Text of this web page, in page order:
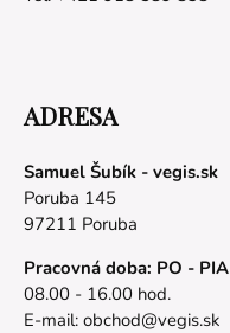
ADRESA
Samuel Šubík - vegis.sk
Poruba 145
97211 Poruba
Pracovná doba: PO - PIA
08.00 - 16.00 hod.
E-mail: obchod@vegis.sk